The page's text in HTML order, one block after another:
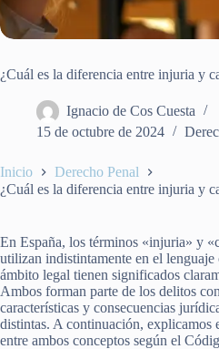
¿Cuál es la diferencia entre injuria y
Ignacio de Cos Cuesta
15 de octubre de 2024
Inicio
Derecho Penal
¿Cuál es la diferencia entre injuria y
En España, los términos «injuria» y
utilizan indistintamente en el
ámbito legal tienen significados
Ambos forman parte de los delitos
características y consecuencias
distintas. A continuación, explicamos
entre ambos conceptos según el